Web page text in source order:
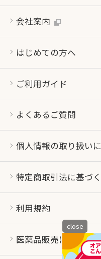
会社案内
はじめての方へ
ご利用ガイド
よくあるご質問
個人情報の取り扱い
特定商取引法に基づ
利用規約
医薬品販売について
close